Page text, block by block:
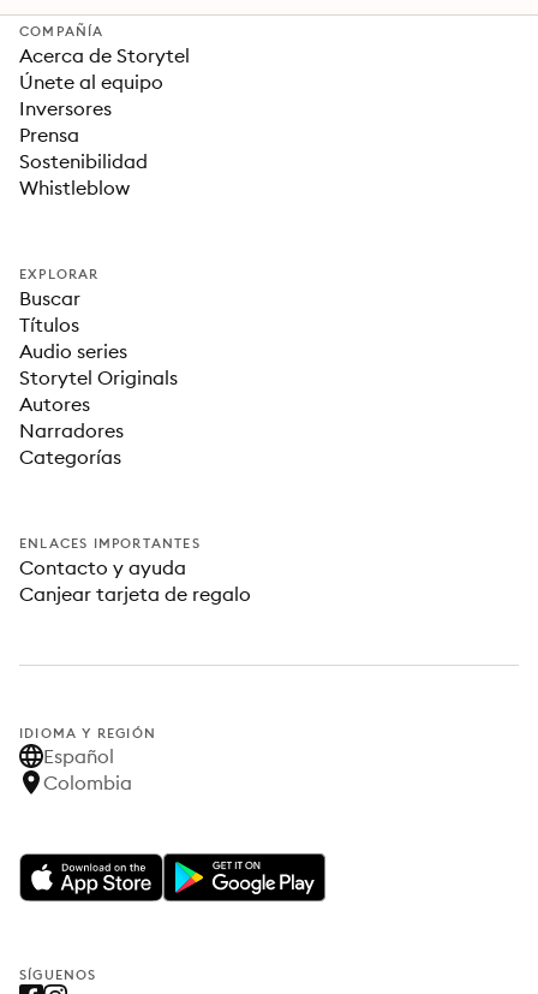
COMPAÑÍA
Acerca de Storytel
Únete al equipo
Inversores
Prensa
Sostenibilidad
Whistleblow
EXPLORAR
Buscar
Títulos
Audio series
Storytel Originals
Autores
Narradores
Categorías
ENLACES IMPORTANTES
Contacto y ayuda
Canjear tarjeta de regalo
IDIOMA Y REGIÓN
Español
Colombia
SÍGUENOS